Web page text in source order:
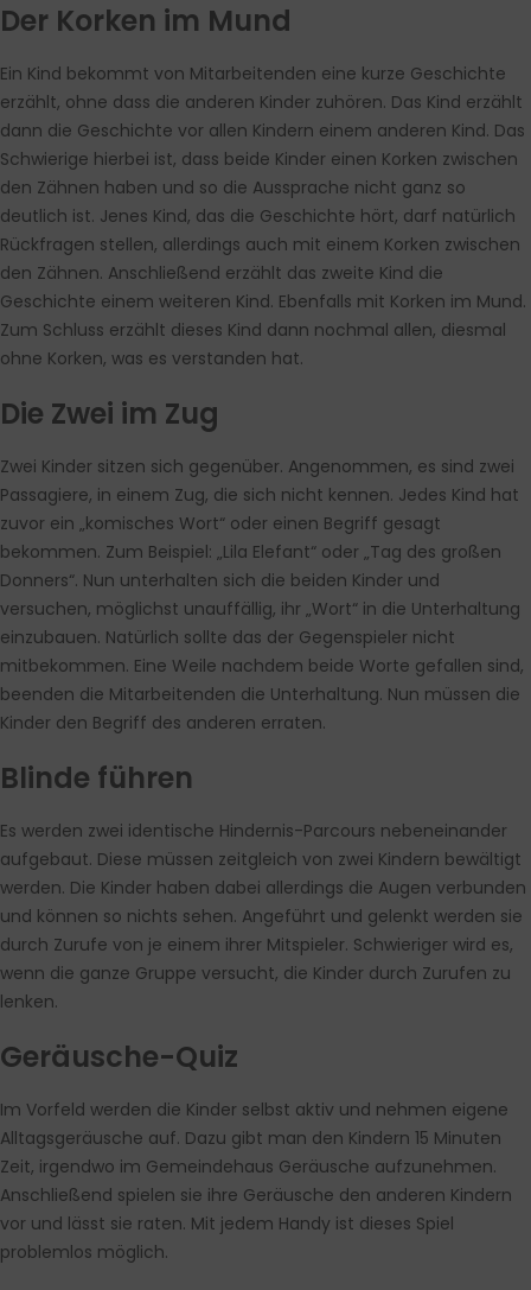
Der Korken im Mund
Ein Kind bekommt von Mitarbeitenden eine kurze Geschichte
erzählt, ohne dass die anderen Kinder zuhören. Das Kind erzählt
dann die Geschichte vor allen Kindern einem anderen Kind. Das
Schwierige hierbei ist, dass beide Kinder einen Korken zwischen
den Zähnen haben und so die Aussprache nicht ganz so
deutlich ist. Jenes Kind, das die Geschichte hört, darf natürlich
Rückfragen stellen, allerdings auch mit einem Korken zwischen
den Zähnen. Anschließend erzählt das zweite Kind die
Geschichte einem weiteren Kind. Ebenfalls mit Korken im Mund.
Zum Schluss erzählt dieses Kind dann nochmal allen, diesmal
ohne Korken, was es verstanden hat.
Die Zwei im Zug
Zwei Kinder sitzen sich gegenüber. Angenommen, es sind zwei
Passagiere, in einem Zug, die sich nicht kennen. Jedes Kind hat
zuvor ein „komisches Wort“ oder einen Begriff gesagt
bekommen. Zum Beispiel: „Lila Elefant“ oder „Tag des großen
Donners“. Nun unterhalten sich die beiden Kinder und
versuchen, möglichst unauffällig, ihr „Wort“ in die Unterhaltung
einzubauen. Natürlich sollte das der Gegenspieler nicht
mitbekommen. Eine Weile nachdem beide Worte gefallen sind,
beenden die Mitarbeitenden die Unterhaltung. Nun müssen die
Kinder den Begriff des anderen erraten.
Blinde führen
Es werden zwei identische Hindernis-Parcours nebeneinander
aufgebaut. Diese müssen zeitgleich von zwei Kindern bewältigt
werden. Die Kinder haben dabei allerdings die Augen verbunden
und können so nichts sehen. Angeführt und gelenkt werden sie
durch Zurufe von je einem ihrer Mitspieler. Schwieriger wird es,
wenn die ganze Gruppe versucht, die Kinder durch Zurufen zu
lenken.
Geräusche-Quiz
Im Vorfeld werden die Kinder selbst aktiv und nehmen eigene
Alltagsgeräusche auf. Dazu gibt man den Kindern 15 Minuten
Zeit, irgendwo im Gemeindehaus Geräusche aufzunehmen.
Anschließend spielen sie ihre Geräusche den anderen Kindern
vor und lässt sie raten. Mit jedem Handy ist dieses Spiel
problemlos möglich.